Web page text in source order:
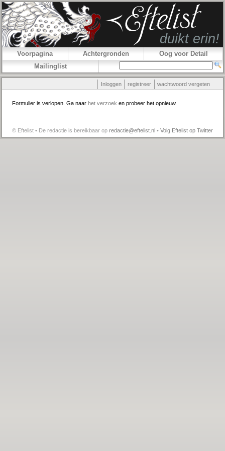
Voorpagina Achtergronden
Oog voor Detail
Mailinglist
Inloggen registreer wachtwoord vergeten
Formulier is verlopen. Ga naar het verzoek en probeer het opnieuw.
© Eftelist • De redactie is bereikbaar op redactie@eftelist.nl • Volg Eftelist op Twitter